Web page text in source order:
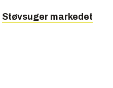
Støvsuger markedet